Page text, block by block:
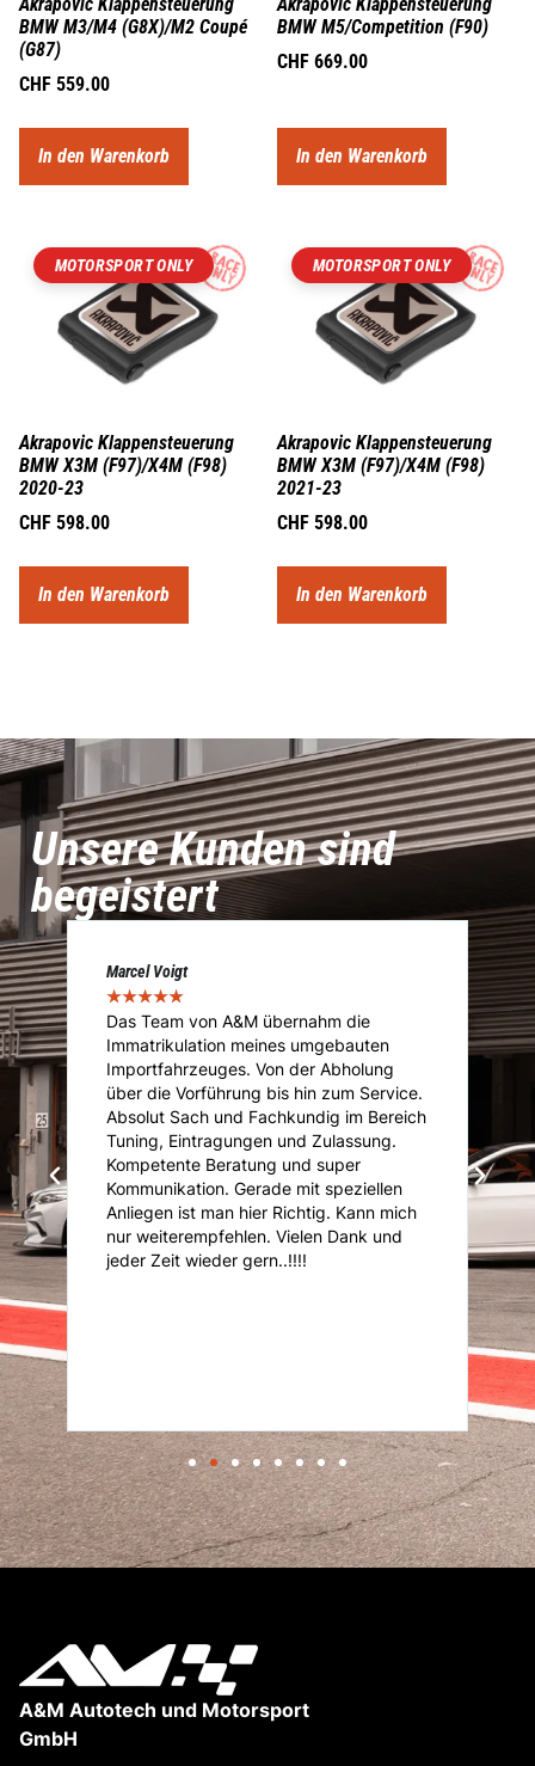
BMW M3/M4 (G8X)/M2 Coupé
(G87)
CHF 559.00
In den Warenkorb
BMW M5/Competition (F90)
CHF 669.00
In den Warenkorb
MOTORSPORT ONLY
Akrapovic Klappensteuerung
BMW X3M (F97)/X4M (F98)
2020-23
CHF 598.00
In den Warenkorb
MOTORSPORT ONLY
Akrapovic Klappensteuerung
BMW X3M (F97)/X4M (F98)
2021-23
CHF 598.00
In den Warenkorb
Unsere Kunden sind
begeistert
Cédric Kläusler
★★★★
A&M ist die Adresse meines Vertrauens
für Rennsport Modifikationen, Reparatur-
und Servicearbeiten bei Porsche, BMW
und JDM. Das Team besitzt ein riesen
Knowhow und probiert stetig das
Unmögliche möglich zu machen. Geht
nicht gibts nicht bei A&M. Vielen Dank für
die tolle Arbeit an meinem Porsche GT3!
A&M Autotech und Motorsport
GmbH